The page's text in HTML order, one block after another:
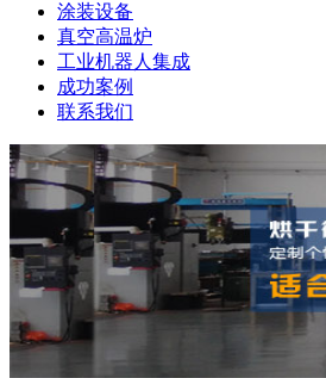
涂装设备
真空高温炉
工业机器人集成
成功案例
联系我们